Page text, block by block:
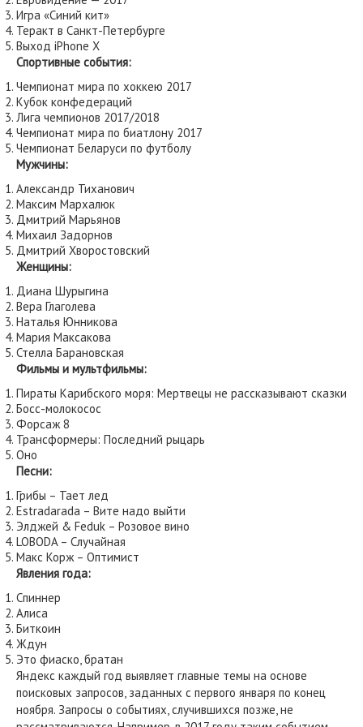
Игра «Синий кит»
Теракт в Санкт-Петербурге
Выход iPhone X
Спортивные события:
Чемпионат мира по хоккею 2017
Кубок конфедераций
Лига чемпионов 2017/2018
Чемпионат мира по биатлону 2017
Чемпионат Беларуси по футболу
Мужчины:
Александр Тиханович
Максим Мархалюк
Дмитрий Марьянов
Михаил Задорнов
Дмитрий Хворостовский
Женщины:
Диана Шурыгина
Вера Глаголева
Наталья Юнникова
Мария Максакова
Стелла Барановская
Фильмы и мультфильмы:
Пираты Карибского моря: Мертвецы не рассказывают сказки
Босс-молокосос
Форсаж 8
Трансформеры: Последний рыцарь
Оно
Песни:
Грибы – Тает лед
Estradarada – Вите надо выйти
Элджей & Feduk – Розовое вино
LOBODA – Случайная
Макс Корж – Оптимист
Явления года:
Спиннер
Алиса
Биткоин
Ждун
Это фиаско, братан
Яндекс каждый год выявляет главные темы на основе
поисковых запросов, заданных с первого января по конец
ноября. Запросы о событиях, случившихся позже, не